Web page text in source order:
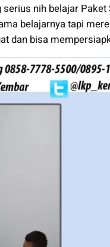
nih belajar Paket
belajarnya tapi
dan bisa